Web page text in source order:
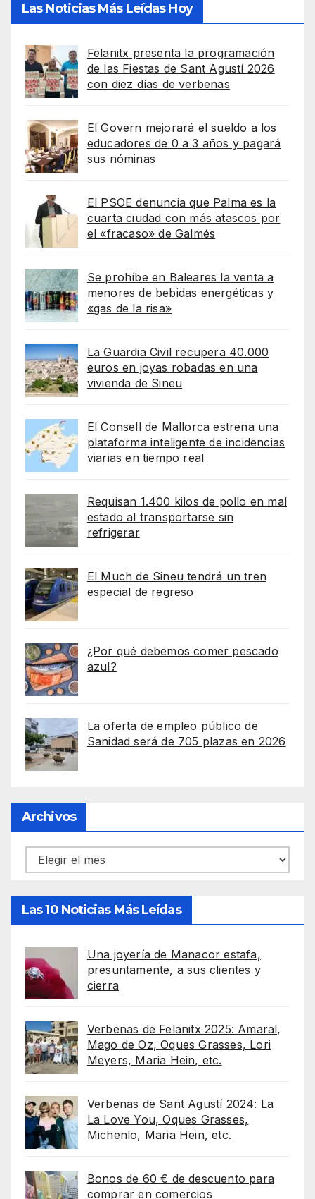
Las Noticias Más Leídas Hoy
Felanitx presenta la programación
de las Fiestas de Sant Agustí 2026
con diez días de verbenas
El Govern mejorará el sueldo a los
educadores de 0 a 3 años y pagará
sus nóminas
El PSOE denuncia que Palma es la
cuarta ciudad con más atascos por
el «fracaso» de Galmés
Se prohíbe en Baleares la venta a
menores de bebidas energéticas y
«gas de la risa»
La Guardia Civil recupera 40.000
euros en joyas robadas en una
vivienda de Sineu
El Consell de Mallorca estrena una
plataforma inteligente de incidencias
viarias en tiempo real
Requisan 1.400 kilos de pollo en mal
estado al transportarse sin
refrigerar
El Much de Sineu tendrá un tren
especial de regreso
¿Por qué debemos comer pescado
azul?
La oferta de empleo público de
Sanidad será de 705 plazas en 2026
Archivos
Archivos
Las 10 Noticias Más Leídas
Una joyería de Manacor estafa,
presuntamente, a sus clientes y
cierra
Verbenas de Felanitx 2025: Amaral,
Mago de Oz, Oques Grasses, Lori
Meyers, Maria Hein, etc.
Verbenas de Sant Agustí 2024: La
La Love You, Oques Grasses,
Michenlo, Maria Hein, etc.
Bonos de 60 € de descuento para
comprar en comercios